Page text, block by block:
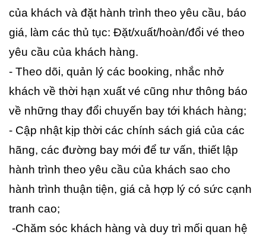
của khách và đặt hành trình theo yêu cầu, báo
giá, làm các thủ tục: Đặt/xuất/hoàn/đổi vé theo
yêu cầu của khách hàng.
- Theo dõi, quản lý các booking, nhắc nhở
khách về thời hạn xuất vé cũng như thông báo
về những thay đổi chuyến bay tới khách hàng;
- Cập nhật kịp thời các chính sách giá của các
hãng, các đường bay mới để tư vấn, thiết lập
hành trình theo yêu cầu của khách sao cho
hành trình thuận tiện, giá cả hợp lý có sức cạnh
tranh cao;
-Chăm sóc khách hàng và duy trì mối quan hệ